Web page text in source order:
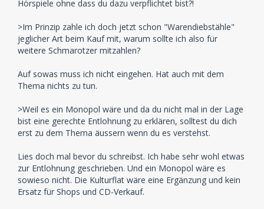
Hörspiele ohne dass du dazu verpflichtet bist?!
>Im Prinzip zahle ich doch jetzt schon "Warendiebstähle"
jeglicher Art beim Kauf mit, warum sollte ich also für
weitere Schmarotzer mitzahlen?
Auf sowas muss ich nicht eingehen. Hat auch mit dem
Thema nichts zu tun.
>Weil es ein Monopol wäre und da du nicht mal in der Lage
bist eine gerechte Entlohnung zu erklären, solltest du dich
erst zu dem Thema äussern wenn du es verstehst.
Lies doch mal bevor du schreibst. Ich habe sehr wohl etwas
zur Entlohnung geschrieben. Und ein Monopol wäre es
sowieso nicht. Die Kulturflat wäre eine Ergänzung und kein
Ersatz für Shops und CD-Verkauf.